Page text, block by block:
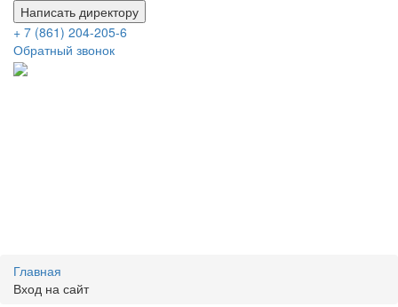
Написать директору
+ 7 (861) 204-205-6
Обратный звонок
Главная
Вход на сайт